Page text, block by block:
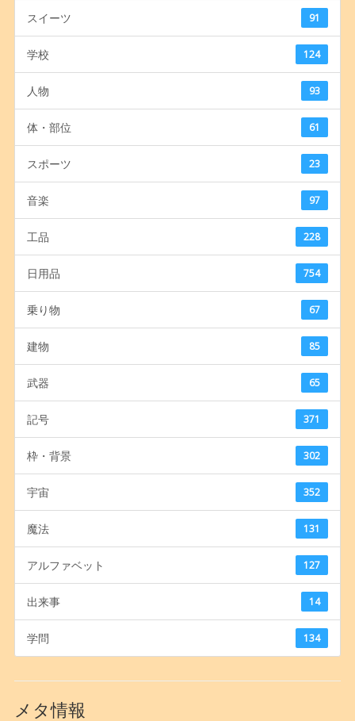
スイーツ 91
学校 124
人物 93
体・部位 61
スポーツ 23
音楽 97
工品 228
日用品 754
乗り物 67
建物 85
武器 65
記号 371
枠・背景 302
宇宙 352
魔法 131
アルファベット 127
出来事 14
学問 134
メタ情報